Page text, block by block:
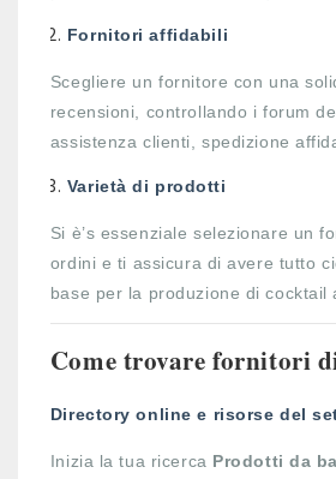
Fornitori affidabili
Scegliere un fornitore con una
recensioni, controllando i forum
assistenza clienti, spedizione
Varietà di prodotti
Si è’s essenziale selezionare un
ordini e ti assicura di avere tutto
base per la produzione di cocktail
Come trovare fornitori
Directory online e risorse del
Inizia la tua ricerca Prodotti da